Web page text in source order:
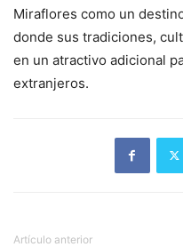
Miraflores como un
donde sus tradiciones,
en un atractivo adicional
extranjeros.
Artículo anterior